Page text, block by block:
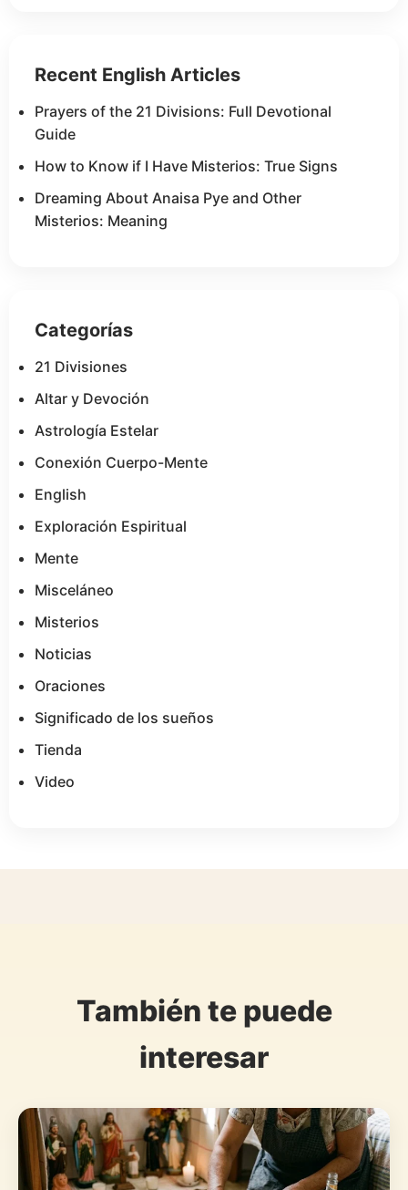
Recent English Articles
Prayers of the 21 Divisions: Full Devotional
Guide
How to Know if I Have Misterios: True Signs
Dreaming About Anaisa Pye and Other
Misterios: Meaning
Categorías
21 Divisiones
Altar y Devoción
Astrología Estelar
Conexión Cuerpo-Mente
English
Exploración Espiritual
Mente
Misceláneo
Misterios
Noticias
Oraciones
Significado de los sueños
Tienda
Video
También te puede
interesar